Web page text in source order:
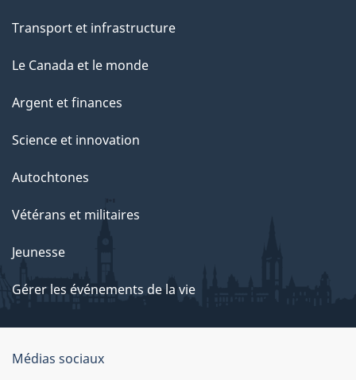
Transport et infrastructure
Le Canada et le monde
Argent et finances
Science et innovation
Autochtones
Vétérans et militaires
Jeunesse
Gérer les événements de la vie
Organisation
Médias sociaux